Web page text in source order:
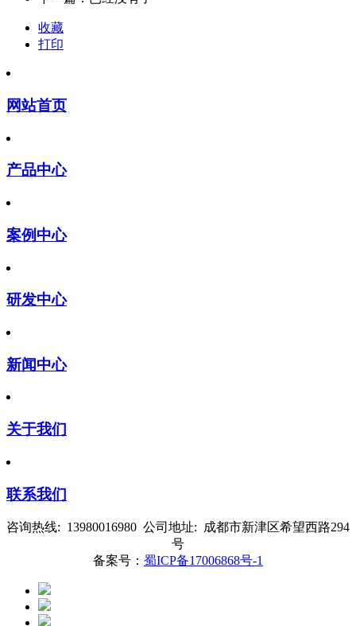
收藏
打印
网站首页
产品中心
案例中心
研发中心
新闻中心
关于我们
联系我们
咨询热线: 13980016980 公司地址: 成都市新津区希望西路294
号
备案号： 蜀ICP备17006868号-1